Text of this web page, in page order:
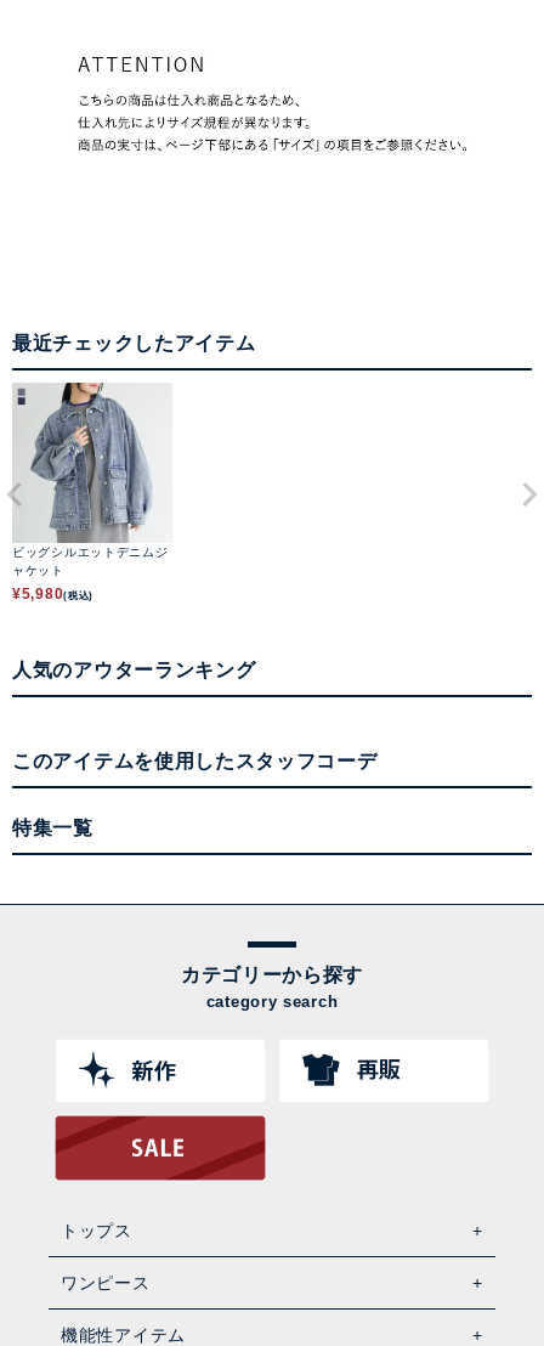
最近チェックしたアイテム
ビッグシルエットデニムジ
ャケット
¥5,980(税込)
人気のアウターランキング
このアイテムを使用したスタッフコーデ
特集一覧
カテゴリーから探す
category search
トップス
ワンピース
機能性アイテム